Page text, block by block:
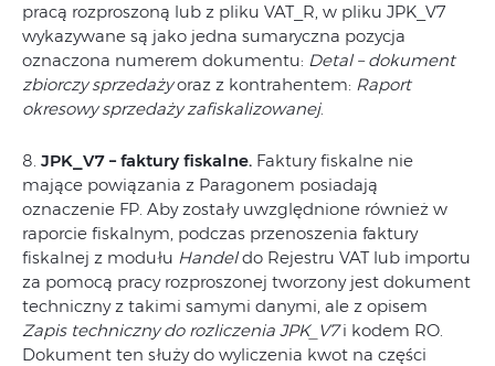
pracą rozproszoną lub z pliku VAT_R, w pliku JPK_V7
wykazywane są jako jedna sumaryczna pozycja
oznaczona numerem dokumentu: Detal – dokument
zbiorczy sprzedażyoraz z kontrahentem: Raport
okresowy sprzedaży zafiskalizowanej.
8. JPK_V7 – faktury fiskalne. Faktury fiskalne nie
mające powiązania z Paragonem posiadają
oznaczenie FP. Aby zostały uwzględnione również w
raporcie fiskalnym, podczas przenoszenia faktury
fiskalnej z modułu Handeldo Rejestru VAT lub importu
za pomocą pracy rozproszonej tworzony jest dokument
techniczny z takimi samymi danymi, ale z opisem
Zapis techniczny do rozliczenia JPK_V7i kodem RO.
Dokument ten służy do wyliczenia kwot na części